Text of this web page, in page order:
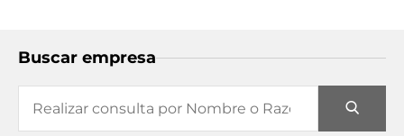
Buscar empresa